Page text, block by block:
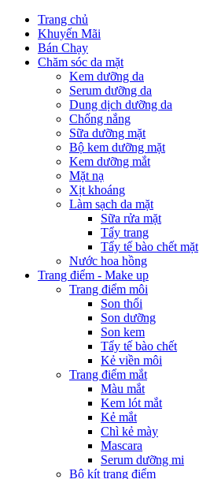
Trang chủ
Khuyến Mãi
Bán Chạy
Chăm sóc da mặt
Kem dưỡng da
Serum dưỡng da
Dung dịch dưỡng da
Chống nắng
Sữa dưỡng mặt
Bộ kem dưỡng mặt
Kem dưỡng mắt
Mặt nạ
Xịt khoáng
Làm sạch da mặt
Sữa rửa mặt
Tẩy trang
Tẩy tế bào chết mặt
Nước hoa hồng
Trang điểm - Make up
Trang điểm môi
Son thổi
Son dưỡng
Son kem
Tẩy tế bào chết
Kẻ viền môi
Trang điểm mắt
Màu mắt
Kem lót mắt
Kẻ mắt
Chì kẻ mày
Mascara
Serum dưỡng mi
Bộ kít trang điểm